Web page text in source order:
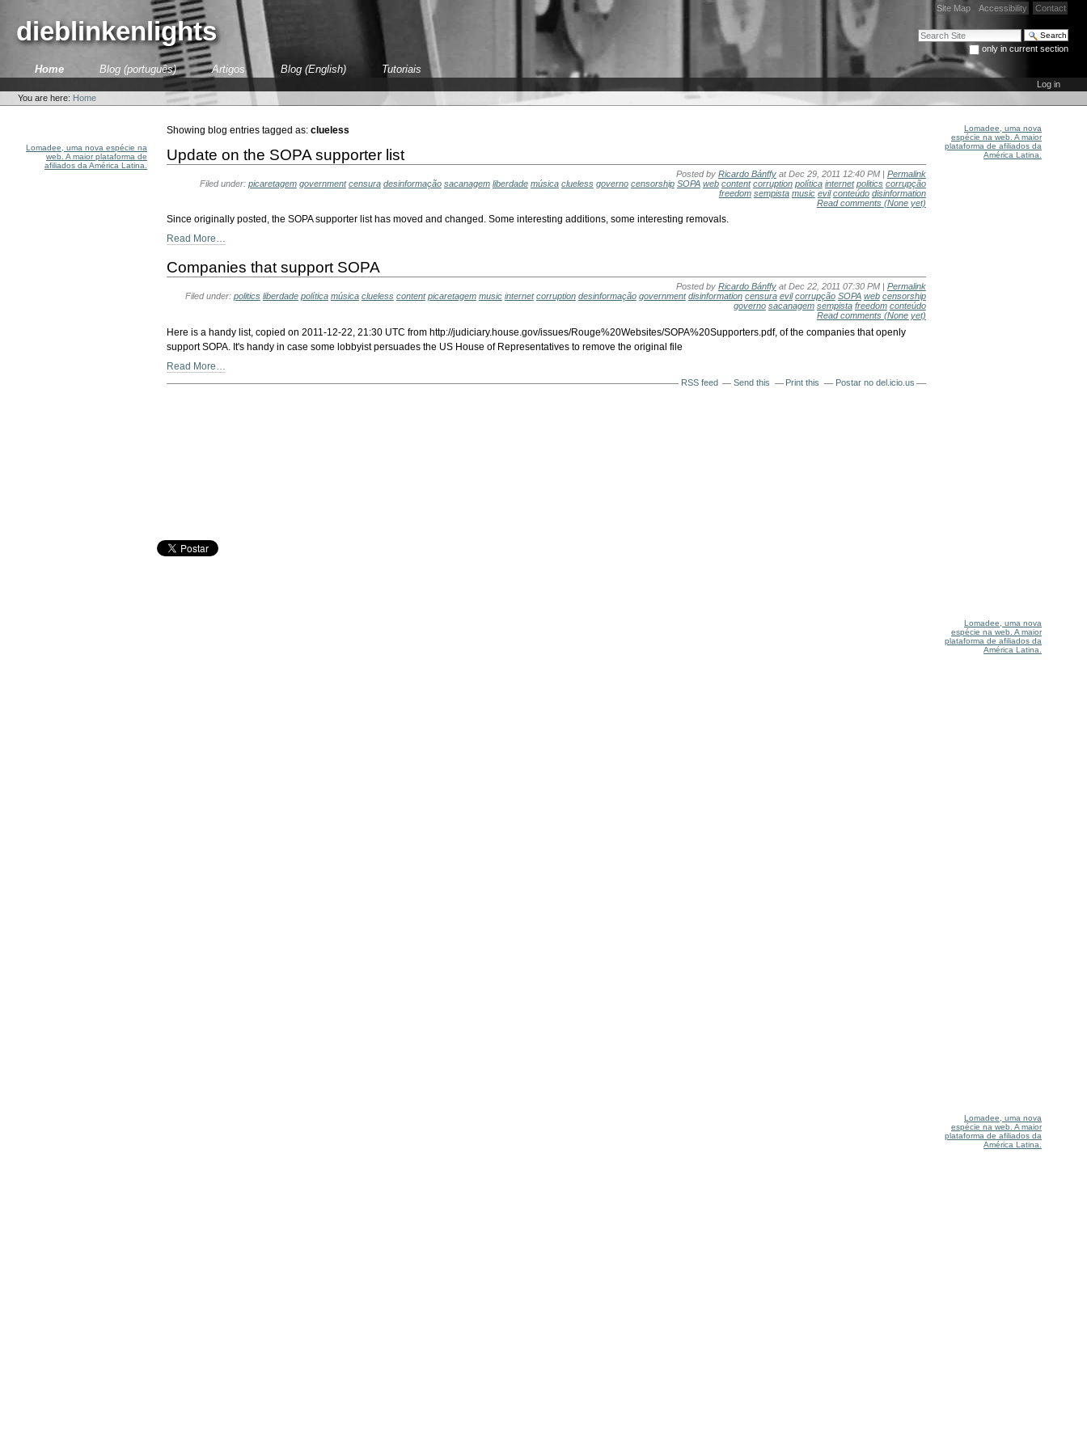
content.
Site Map Accessibility Contact
Search Site
only in current section
Advanced Search…
dieblinkenlights
SectionsHome Blog (português) Artigos Blog (English) Tutoriais
tools
Log in
You are here: Home
Lomadee, uma nova espécie na
web. A maior plataforma de
afiliados da América Latina.
Showing blog entries tagged as:clueless
Update on the SOPA supporter list
Posted by Ricardo Bánffy at Dec 29, 2011 12:40 PM | Permalink
Filed under: picaretagem government censura desinformação sacanagem liberdade música clueless governo censorship SOPA web content corruption política internet politics corrupção
freedom sempista music evil conteúdo disinformation
Read comments (None yet)
Since originally posted, the SOPA supporter list has moved and changed. Some interesting additions, some interesting removals.
Read More…
Companies that support SOPA
Posted by Ricardo Bánffy at Dec 22, 2011 07:30 PM | Permalink
Filed under: politics liberdade política música clueless content picaretagem music internet corruption desinformação government disinformation censura evil corrupção SOPA web censorship
governo sacanagem sempista freedom conteúdo
Read comments (None yet)
Here is a handy list, copied on 2011-12-22, 21:30 UTC from http://judiciary.house.gov/issues/Rouge%20Websites/SOPA%20Supporters.pdf, of the companies that openly
support SOPA. It's handy in case some lobbyist persuades the US House of Representatives to remove the original file
Read More…
RSS feed Send this Print this Postar no del.icio.us
Lomadee, uma nova
espécie na web. A maior
plataforma de afiliados da
América Latina.
Lomadee, uma nova
espécie na web. A maior
plataforma de afiliados da
América Latina.
Lomadee, uma nova
espécie na web. A maior
plataforma de afiliados da
América Latina.